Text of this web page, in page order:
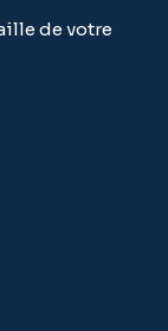
de votre